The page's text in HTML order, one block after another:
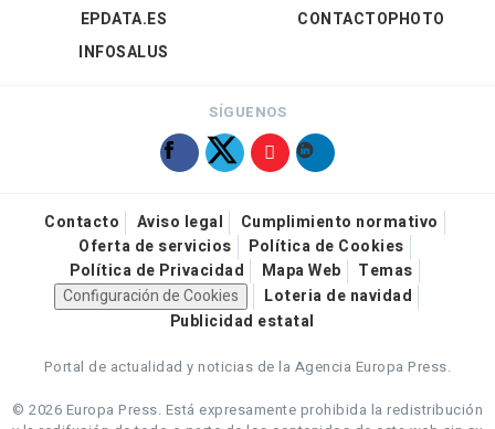
EPDATA.ES
INFOSALUS
CONTACTOPHOTO
SÍGUENOS
Contacto Aviso legal
Cumplimiento normativo
Oferta de servicios
Política de Cookies
Política de Privacidad
Mapa Web
Temas
Configuración de Cookies
Loteria de navidad
Publicidad estatal
Portal de actualidad y noticias de la Agencia Europa Press.
© 2026 Europa Press. Está expresamente prohibida la redistribución